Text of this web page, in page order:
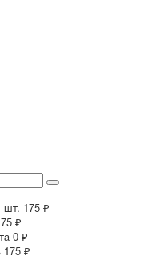
шт.
175 ₽
175 ₽
0 ₽
175 ₽